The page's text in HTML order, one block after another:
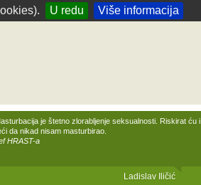
U redu Više informacija
je štetno zlorabljenje seksualnosti. Riskirat ću i
da nikad nisam masturbirao.
HRAST-a
Ladislav Iličić